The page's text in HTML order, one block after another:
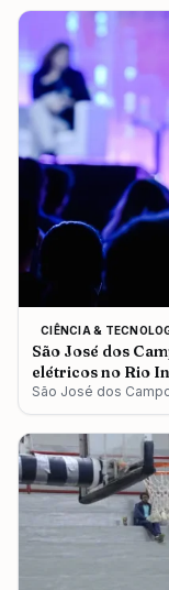
CIÊNCIA &
São José dos
elétricos no Rio
São José dos